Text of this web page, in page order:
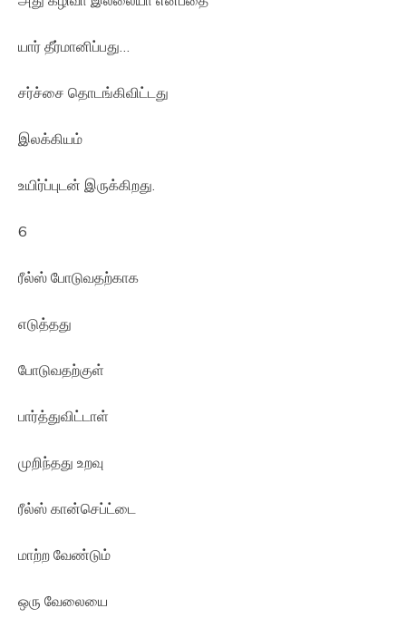
யார் தீர்மானிப்பது…
சர்ச்சை தொடங்கிவிட்டது
இலக்கியம்
உயிர்ப்புடன் இருக்கிறது.
6
ரீல்ஸ் போடுவதற்காக
எடுத்தது
போடுவதற்குள்
பார்த்துவிட்டாள்
முறிந்தது உறவு
ரீல்ஸ் கான்செப்ட்டை
மாற்ற வேண்டும்
ஒரு வேலையை